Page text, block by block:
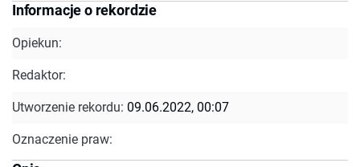
Informacje o rekordzie
Opiekun:
Redaktor:
Utworzenie rekordu: 09.06.2022, 00:07
Oznaczenie praw: